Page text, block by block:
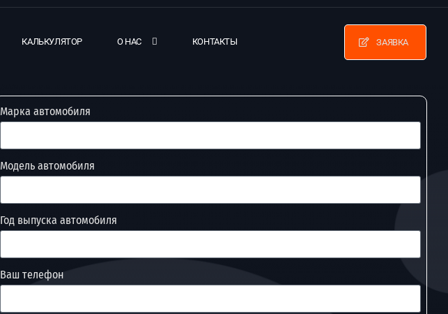
КАЛЬКУЛЯТОР О НАС КОНТАКТЫ ЗАЯВКА
Марка автомобиля
Модель автомобиля
Год выпуска автомобиля
Ваш телефон